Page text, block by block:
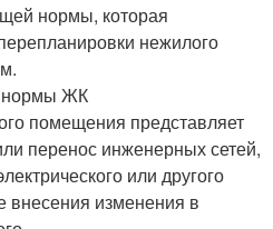
нормы, которая
нежилого
нормы ЖК
помещения представляет
перенос инженерных сетей,
или другого
внесения изменения в